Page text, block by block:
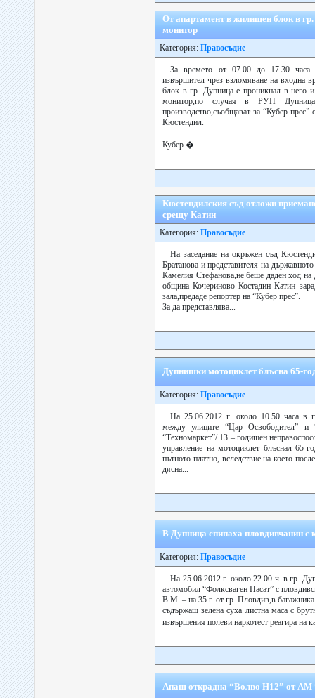
От апартамент в жилищен блок в
монитор
Категория: Правосъдие
За времето от 07.00 до 17.30 часа
извършител чрез взломяване на входна
блок в гр. Дупница е проникнал в него
монитор,по случая в РУП Дупница
производство,съобщават за “Кубер прес”
Кюстендил.
Кубер �...
Кюстендилския съд отложи
срещу Катин
Категория: Правосъдие
На заседание на окръжен съд
Братанова и представителя на
Камелия Стефанова,не беше даден ход
община Кочериново Костадин Катин
зала,предаде репортер на “Кубер прес”.
За да представлява...
Дупнишки мотоциклет блъсна 65-
Категория: Правосъдие
На 25.06.2012 г. около 10.50 часа в
между улиците “Цар Освободител” и
“Техномаркет”/ 13 – годишен
управление на мотоциклет блъснал 65-
пътното платно, вследствие на което
дясна...
В Дупница спипаха пловдивчанин с
Категория: Правосъдие
На 25.06.2012 г. около 22.00 ч. в гр.
автомобил “Фолксваген Пасат” с
В.М. – на 35 г. от гр. Пловдив,в багажника
съдържащ зелена суха листна маса с
извършения полеви наркотест реагира на
Апаш открадна “Волво Н12” от АМ